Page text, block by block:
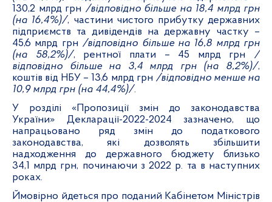
130,2 млрд грн /відповідно більше на 18,4 млрд грн
(на 16,4%)/, частини чистого прибутку державних
підприємств та дивідендів на державну частку –
45,6 млрд грн /відповідно більше на 16,8 млрд грн
(на 58,2%)/, рентної плати – 45 млрд грн /
відповідно більше на 3,4 млрд грн (на 8,2%)/,
коштів від НБУ – 13,6 млрд грн /відповідно менше на
10,9 млрд грн (на 44,4%)/.
У розділі «Пропозиції змін до законодавства
України» Декларації-2022-2024 зазначено, що
напрацьовано ряд змін до податкового
законодавства, які дозволять збільшити
надходження до державного бюджету близько
34,1 млрд грн, починаючи з 2022 р. та в наступних
роках.
Ймовірно йдеться про поданий Кабінетом Міністрів